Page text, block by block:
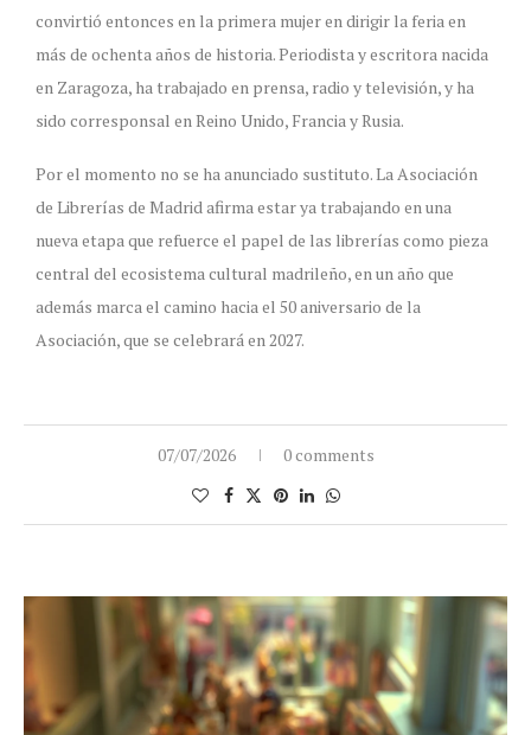
convirtió entonces en la primera mujer en dirigir la feria en
más de ochenta años de historia. Periodista y escritora nacida
en Zaragoza, ha trabajado en prensa, radio y televisión, y ha
sido corresponsal en Reino Unido, Francia y Rusia.
Por el momento no se ha anunciado sustituto. La Asociación
de Librerías de Madrid afirma estar ya trabajando en una
nueva etapa que refuerce el papel de las librerías como pieza
central del ecosistema cultural madrileño, en un año que
además marca el camino hacia el 50 aniversario de la
Asociación, que se celebrará en 2027.
07/07/2026 0 comments